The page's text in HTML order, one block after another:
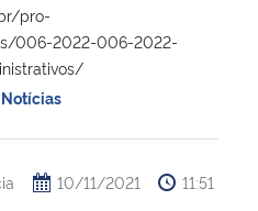
pro-
006-2022-006-2022-
Notícias
10/11/2021 11:51